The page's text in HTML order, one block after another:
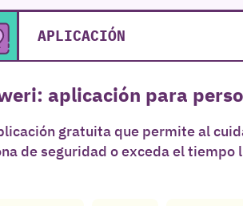
APLICACIÓN
aplicación para
gratuita que permite al
de seguridad o exceda el tiempo